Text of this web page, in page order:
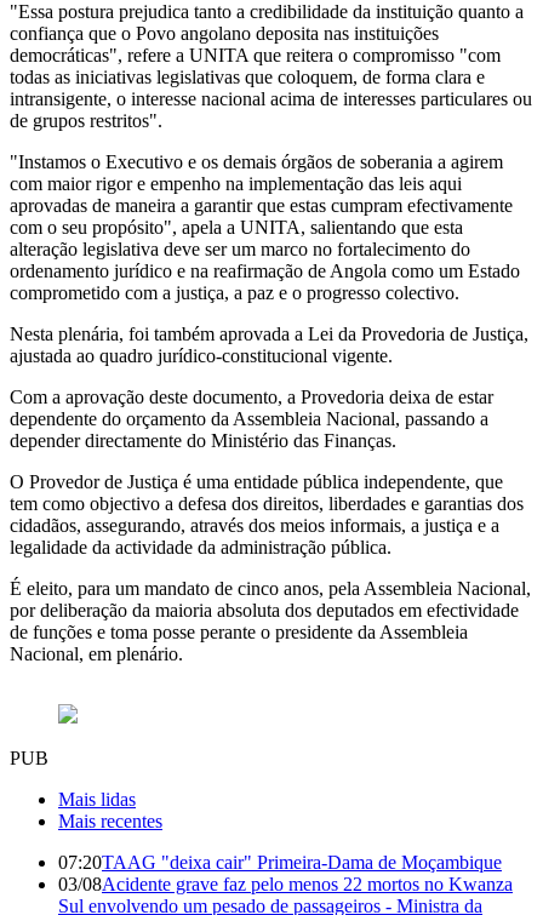
"Essa postura prejudica tanto a credibilidade da instituição quanto a
confiança que o Povo angolano deposita nas instituições
democráticas", refere a UNITA que reitera o compromisso "com
todas as iniciativas legislativas que coloquem, de forma clara e
intransigente, o interesse nacional acima de interesses particulares ou
de grupos restritos".
"Instamos o Executivo e os demais órgãos de soberania a agirem
com maior rigor e empenho na implementação das leis aqui
aprovadas de maneira a garantir que estas cumpram efectivamente
com o seu propósito", apela a UNITA, salientando que esta
alteração legislativa deve ser um marco no fortalecimento do
ordenamento jurídico e na reafirmação de Angola como um Estado
comprometido com a justiça, a paz e o progresso colectivo.
Nesta plenária, foi também aprovada a Lei da Provedoria de Justiça,
ajustada ao quadro jurídico-constitucional vigente.
Com a aprovação deste documento, a Provedoria deixa de estar
dependente do orçamento da Assembleia Nacional, passando a
depender directamente do Ministério das Finanças.
O Provedor de Justiça é uma entidade pública independente, que
tem como objectivo a defesa dos direitos, liberdades e garantias dos
cidadãos, assegurando, através dos meios informais, a justiça e a
legalidade da actividade da administração pública.
É eleito, para um mandato de cinco anos, pela Assembleia Nacional,
por deliberação da maioria absoluta dos deputados em efectividade
de funções e toma posse perante o presidente da Assembleia
Nacional, em plenário.
PUB
Mais lidas
Mais recentes
07:20TAAG "deixa cair" Primeira-Dama de Moçambique
03/08Acidente grave faz pelo menos 22 mortos no Kwanza
Sul envolvendo um pesado de passageiros - Ministra da